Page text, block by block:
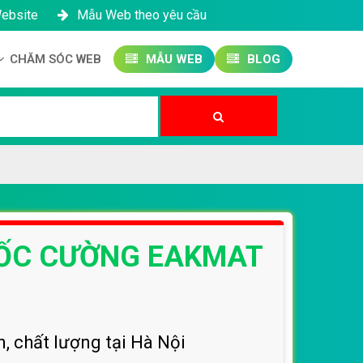
Mẫu Web theo yêu cầu
CHĂM SÓC WEB MẪU WEB BLOG
CƯỜNG EAKMAT
chất lượng tại Hà Nội